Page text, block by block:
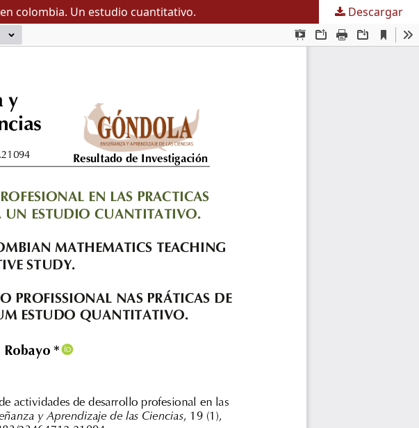
colombia. Un estudio cuantitativo. Descargar